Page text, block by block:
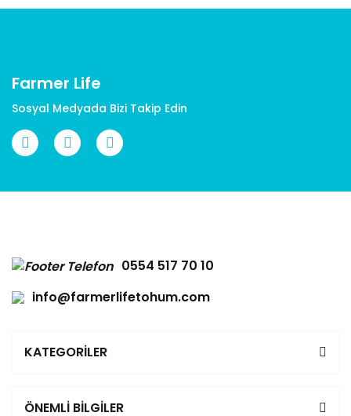
Farmer Life
Sosyal Medyada Bizi Takip Edin
0554 517 70 10
info@farmerlifetohum.com
KATEGORİLER
ÖNEMLİ BİLGİLER